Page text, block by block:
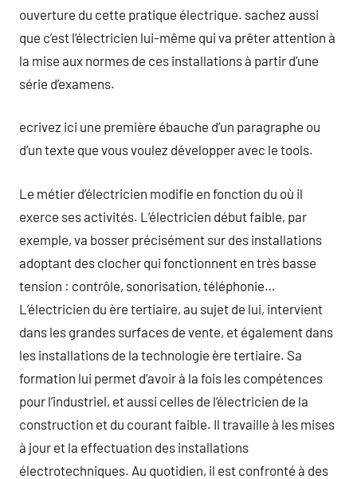
ouverture du cette pratique électrique. sachez aussi
que c’est l’électricien lui-même qui va prêter attention à
la mise aux normes de ces installations à partir d’une
série d’examens.
ecrivez ici une première ébauche d’un paragraphe ou
d’un texte que vous voulez développer avec le tools.
Le métier d’électricien modifie en fonction du où il
exerce ses activités. L’électricien début faible, par
exemple, va bosser précisément sur des installations
adoptant des clocher qui fonctionnent en très basse
tension : contrôle, sonorisation, téléphonie…
L’électricien du ère tertiaire, au sujet de lui, intervient
dans les grandes surfaces de vente, et également dans
les installations de la technologie ère tertiaire. Sa
formation lui permet d’avoir à la fois les compétences
pour l’industriel, et aussi celles de l’électricien de la
construction et du courant faible. Il travaille à les mises
à jour et la effectuation des installations
électrotechniques. Au quotidien, il est confronté à des